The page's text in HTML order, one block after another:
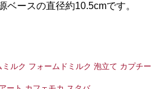
ベースの直径約10.5cmです。